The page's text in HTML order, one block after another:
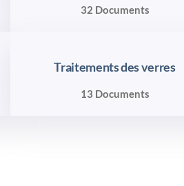
32 Documents
Traitements des verres
13 Documents